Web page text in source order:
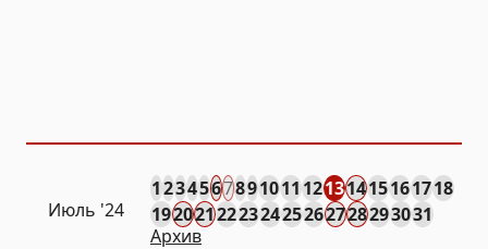
Июль '24
123456789101112131415161718
19202122232425262728293031
Архив